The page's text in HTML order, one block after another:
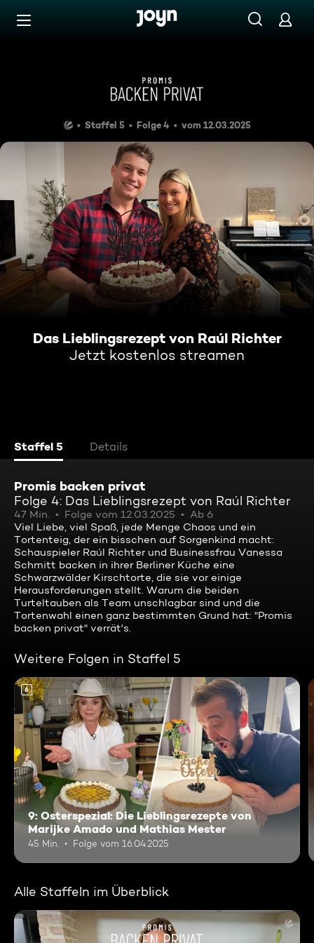
Zum Inhalt springen
Das Lieblingsrezept von
Staffel 5 Folge 4 vom 12.03.2025
Das Lieblingsrezept von Raúl Richter
Jetzt kostenlos streamen
Staffel 5 Details
Promis backen privat
Folge 4: Das Lieblingsrezept von Raúl Richter
47 Min. Folge vom 12.03.2025
Ab 6
Viel Liebe, viel Spaß, jede Menge Chaos und ein
Tortenteig, der ein bisschen auf Sorgenkind macht:
Schauspieler Raúl Richter und Businessfrau Vanessa
Schmitt backen in ihrer Berliner Küche eine
Schwarzwälder Kirschtorte, die sie vor einige
Herausforderungen stellt. Warum die beiden
Turteltauben als Team unschlagbar sind und die
Tortenwahl einen ganz bestimmten Grund hat: "Promis
backen privat" verrät's.
Weitere Folgen in Staffel 5
6
9: Osterspezial: Die Lieblingsrezepte von
Marijke Amado und Mathias Mester
45 Min. Folge vom 16.04.2025
Alle Staffeln im Überblick